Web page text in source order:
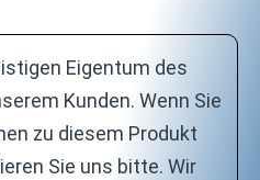
Eigentum des
Kunden. Wenn Sie
zu diesem Produkt
Sie uns bitte. Wir